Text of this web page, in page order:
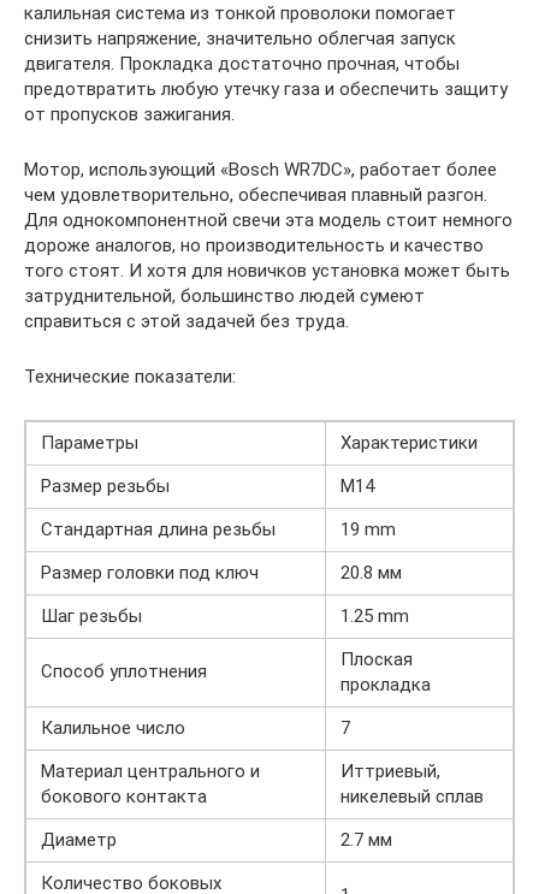
калильная система из тонкой проволоки помогает
снизить напряжение, значительно облегчая запуск
двигателя. Прокладка достаточно прочная, чтобы
предотвратить любую утечку газа и обеспечить защиту
от пропусков зажигания.
Мотор, использующий «Bosch WR7DC», работает более
чем удовлетворительно, обеспечивая плавный разгон.
Для однокомпонентной свечи эта модель стоит немного
дороже аналогов, но производительность и качество
того стоят. И хотя для новичков установка может быть
затруднительной, большинство людей сумеют
справиться с этой задачей без труда.
Технические показатели:
Параметры
Характеристики
Размер резьбы
М14
Стандартная длина резьбы
19 mm
Размер головки под ключ
20.8 мм
Шаг резьбы
1.25 mm
Способ уплотнения
Плоская
прокладка
Калильное число
7
Материал центрального и
бокового контакта
Иттриевый,
никелевый сплав
Диаметр
2.7 мм
Количество боковых